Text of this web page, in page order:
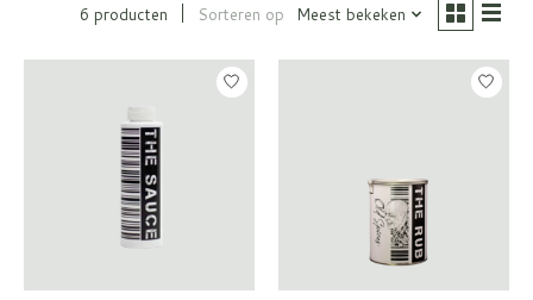
6 producten Sorteren op Meest bekeken